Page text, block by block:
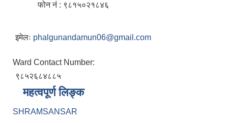
फोन नं : ९८१५०२१८४६
इमेलः phalgunandamun06@gmail.com
Ward Contact Number:
९८५२६८४८८५
महत्वपूर्ण लिङ्क
SHRAMSANSAR